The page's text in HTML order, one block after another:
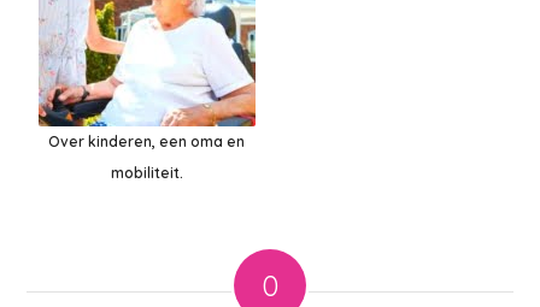
Over kinderen, een oma en
mobiliteit.
0